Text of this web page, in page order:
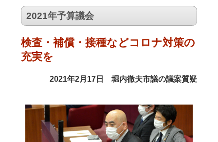
2021年予算議会
検査・補償・接種などコロナ対策の
充実を
2021年2月17日 堀内徹夫市議の議案質疑